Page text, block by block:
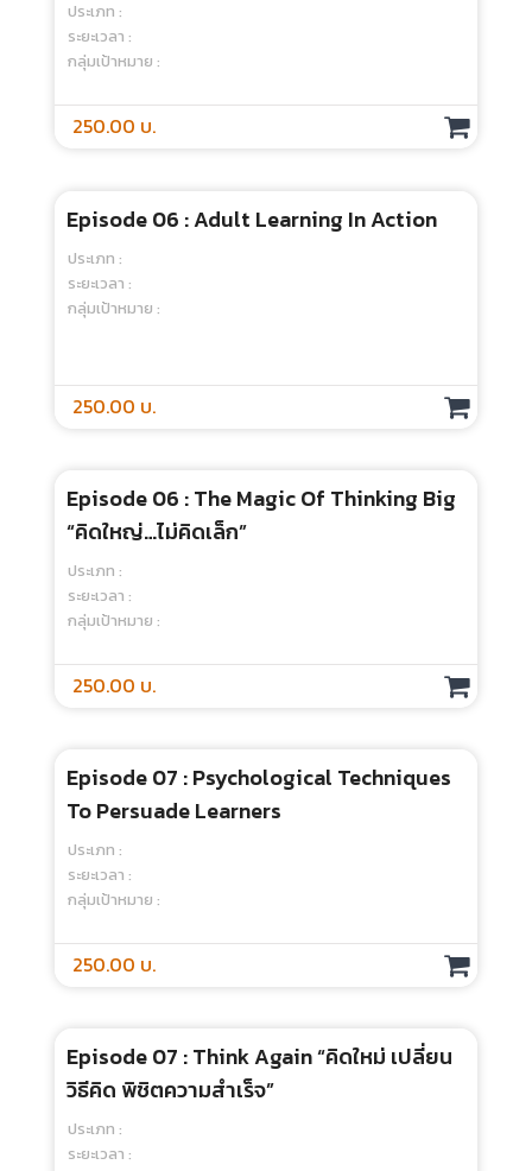
Episode 04 : The Immortal Life Of
Henrietta Lacks เรียนรู้ประเด็นจริยธรรม
ทางการแพทย์ผ่านเรื่องราวของ Henrietta
Lacks
ประเภท :
ระยะเวลา :
250.00 บ.
Way To Mastery
กลุ่มเป้าหมาย :